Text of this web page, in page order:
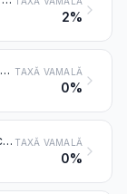
2%
Clopote, clopoței, gonguri și articole similare, neelectrice, din metale comune; statuete și alte obiecte de ornament, din metale comune; rame pentru fotografii, pentru gravuri sau pentru altele similare din metale comune; oglinzi din metale comune TAXĂ VAMALĂ
0%
Tuburi flexibile din metale comune, cu sau fără accesoriile acestora TAXĂ VAMALĂ
0%